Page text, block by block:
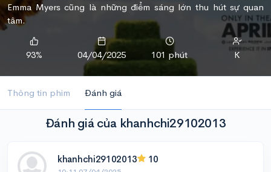
Emma Myers cũng là những điểm sáng lớn thu hút sự quan
tâm.
93% 04/04/2025 101 phút K
Thông tin phim Đánh giá
Đánh giá của khanhchi29102013
khanhchi29102013 10